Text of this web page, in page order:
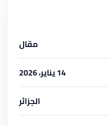
مقال
14 يناير، 2026
الجزائر